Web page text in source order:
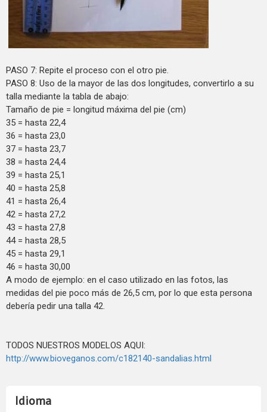
Idioma
PASO 7: Repite el proceso con el otro pie.
PASO 8: Uso de la mayor de las dos longitudes, convertirlo a su
talla mediante la tabla de abajo:
Tamaño de pie = longitud máxima del pie (cm)
35 = hasta 22,4
36 = hasta 23,0
37 = hasta 23,7
38 = hasta 24,4
39 = hasta 25,1
40 = hasta 25,8
41 = hasta 26,4
42 = hasta 27,2
43 = hasta 27,8
44 = hasta 28,5
45 = hasta 29,1
46 = hasta 30,00
A modo de ejemplo: en el caso utilizado en las fotos, las
medidas del pie poco más de 26,5 cm, por lo que esta persona
debería pedir una talla 42.
TODOS NUESTROS MODELOS AQUI:
http://www.bioveganos.com/c182140-sandalias.html